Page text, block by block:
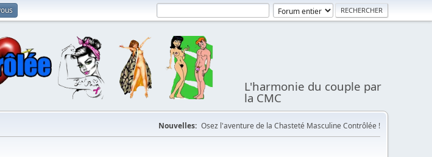
L'harmonie du couple par
la CMC
Nouvelles: Osez l'aventure de la Chasteté Masculine Contrôlée !